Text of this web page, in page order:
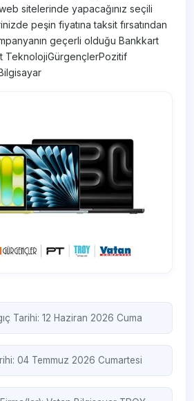
sitelerinde yapacağınız seçili
peşin fiyatına taksit fırsatından
geçerli olduğu Bankkart
TeknolojiGürgençlerPozitif
Tarihi: 12 Haziran 2026 Cuma
04 Temmuz 2026 Cumartesi